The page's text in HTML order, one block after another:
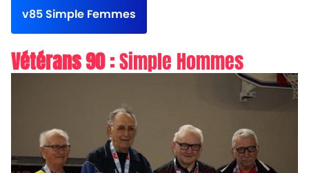
v85 Simple Femmes
Vétérans 90 :Simple Hommes